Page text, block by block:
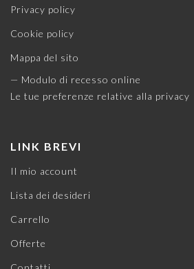
Privacy policy
Cookie policy
Mappa del sito
— Modulo di recesso online
Le tue preferenze relative alla privacy
LINK BREVI
Il mio account
Lista dei desideri
Carrello
Offerte